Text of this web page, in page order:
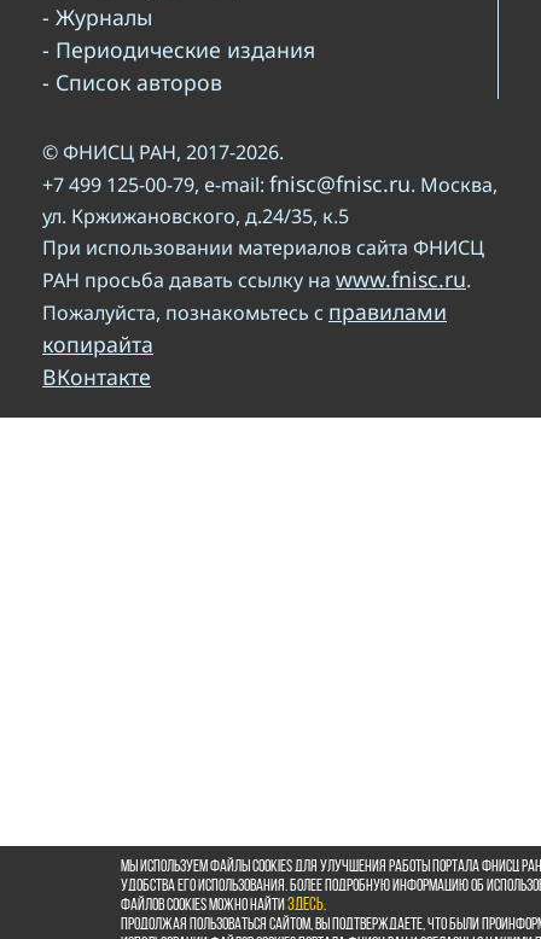
- Журналы
- Периодические издания
- Список авторов
© ФНИСЦ РАН, 2017-2026.
+7 499 125-00-79, e-mail: fnisc@fnisc.ru. Москва,
ул. Кржижановского, д.24/35, к.5
При использовании материалов сайта ФНИСЦ
РАН просьба давать ссылку на www.fnisc.ru.
Пожалуйста, познакомьтесь с правилами
копирайта
ВКонтакте
Мы используем файлы cookies для улучшения работы портала ФНИСЦ
удобства его использования. Более подробную информацию об
файлов cookies можно найтиздесь.
Продолжая пользоваться сайтом, Вы подтверждаете, что были